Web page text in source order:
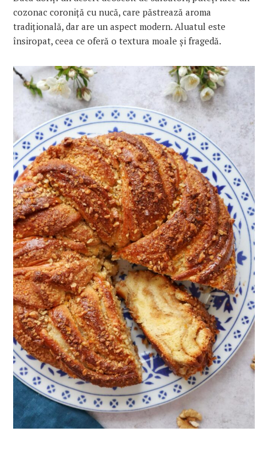
cozonac coroniță cu nucă, care păstrează aroma
tradițională, dar are un aspect modern. Aluatul este
însiropat, ceea ce oferă o textura moale și fragedă.